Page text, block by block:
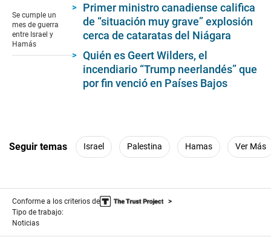
of
1
minute,
17
Se cumple un
mes de guerra
entre Israel y
Hamás
Primer ministro canadiense califica
de “situación muy grave” explosión
cerca de cataratas del Niágara
Quién es Geert Wilders, el
incendiario “Trump neerlandés” que
por fin venció en Países Bajos
Seguir temas Israel Palestina Hamas Ver Más
Conforme a los criterios de
Tipo de trabajo:
Noticias